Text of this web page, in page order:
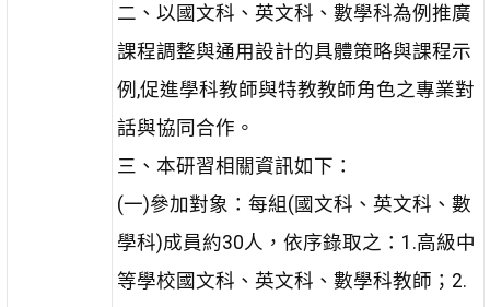
二、以國文科、英文科、數學科為例推廣
課程調整與通用設計的具體策略與課程示
例,促進學科教師與特教教師角色之專業對
話與協同合作。
三、本研習相關資訊如下：
(一)參加對象：每組(國文科、英文科、數
學科)成員約30人，依序錄取之：1.高級中
等學校國文科、英文科、數學科教師；2.